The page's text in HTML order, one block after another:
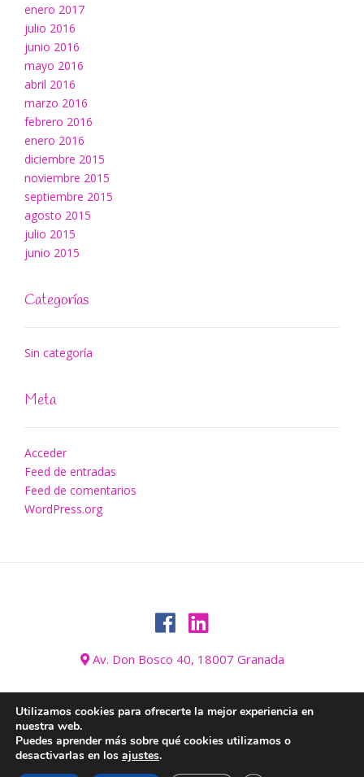
enero 2017
julio 2016
junio 2016
mayo 2016
abril 2016
marzo 2016
febrero 2016
enero 2016
diciembre 2015
noviembre 2015
septiembre 2015
agosto 2015
julio 2015
junio 2015
Categorías
Sin categoría
Meta
Acceder
Feed de entradas
Feed de comentarios
WordPress.org
Av. Don Bosco 40, 18007 Granada
AVISO LEGAL
HOGAR
INFORMACIÓN SOBRE COOKIES
Utilizamos cookies para ofrecerte la mejor experiencia en
nuestra web.
Puedes aprender más sobre qué cookies utilizamos o
desactivarlas en los ajustes.